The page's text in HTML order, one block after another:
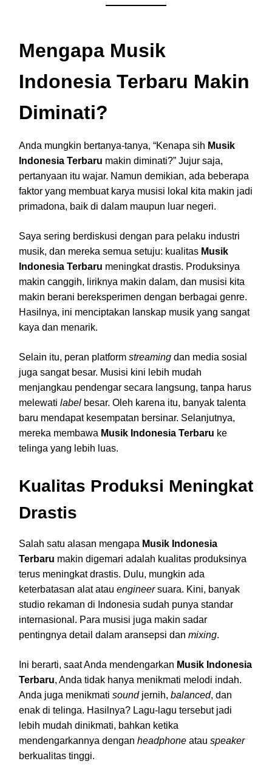
Mengapa Musik
Indonesia Terbaru Makin
Diminati?
Anda mungkin bertanya-tanya, “Kenapa sih Musik
Indonesia Terbaru makin diminati?” Jujur saja,
pertanyaan itu wajar. Namun demikian, ada beberapa
faktor yang membuat karya musisi lokal kita makin jadi
primadona, baik di dalam maupun luar negeri.
Saya sering berdiskusi dengan para pelaku industri
musik, dan mereka semua setuju: kualitas Musik
Indonesia Terbaru meningkat drastis. Produksinya
makin canggih, liriknya makin dalam, dan musisi kita
makin berani bereksperimen dengan berbagai genre.
Hasilnya, ini menciptakan lanskap musik yang sangat
kaya dan menarik.
Selain itu, peran platform streaming dan media sosial
juga sangat besar. Musisi kini lebih mudah
menjangkau pendengar secara langsung, tanpa harus
melewati label besar. Oleh karena itu, banyak talenta
baru mendapat kesempatan bersinar. Selanjutnya,
mereka membawa Musik Indonesia Terbaru ke
telinga yang lebih luas.
Kualitas Produksi Meningkat
Drastis
Salah satu alasan mengapa Musik Indonesia
Terbaru makin digemari adalah kualitas produksinya
terus meningkat drastis. Dulu, mungkin ada
keterbatasan alat atau engineersuara. Kini, banyak
studio rekaman di Indonesia sudah punya standar
internasional. Para musisi juga makin sadar
pentingnya detail dalam aransepsi dan mixing.
Ini berarti, saat Anda mendengarkan Musik Indonesia
Terbaru, Anda tidak hanya menikmati melodi indah.
Anda juga menikmati soundjernih, balanced, dan
enak di telinga. Hasilnya? Lagu-lagu tersebut jadi
lebih mudah dinikmati, bahkan ketika
mendengarkannya dengan headphone atau speaker
berkualitas tinggi.